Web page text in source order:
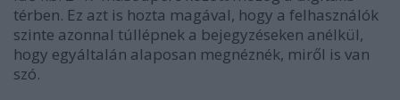
térben. Ez azt is hozta magával, hogy a felhasználók
szinte azonnal túllépnek a bejegyzéseken anélkül,
hogy egyáltalán alaposan megnéznék, miről is van
szó.